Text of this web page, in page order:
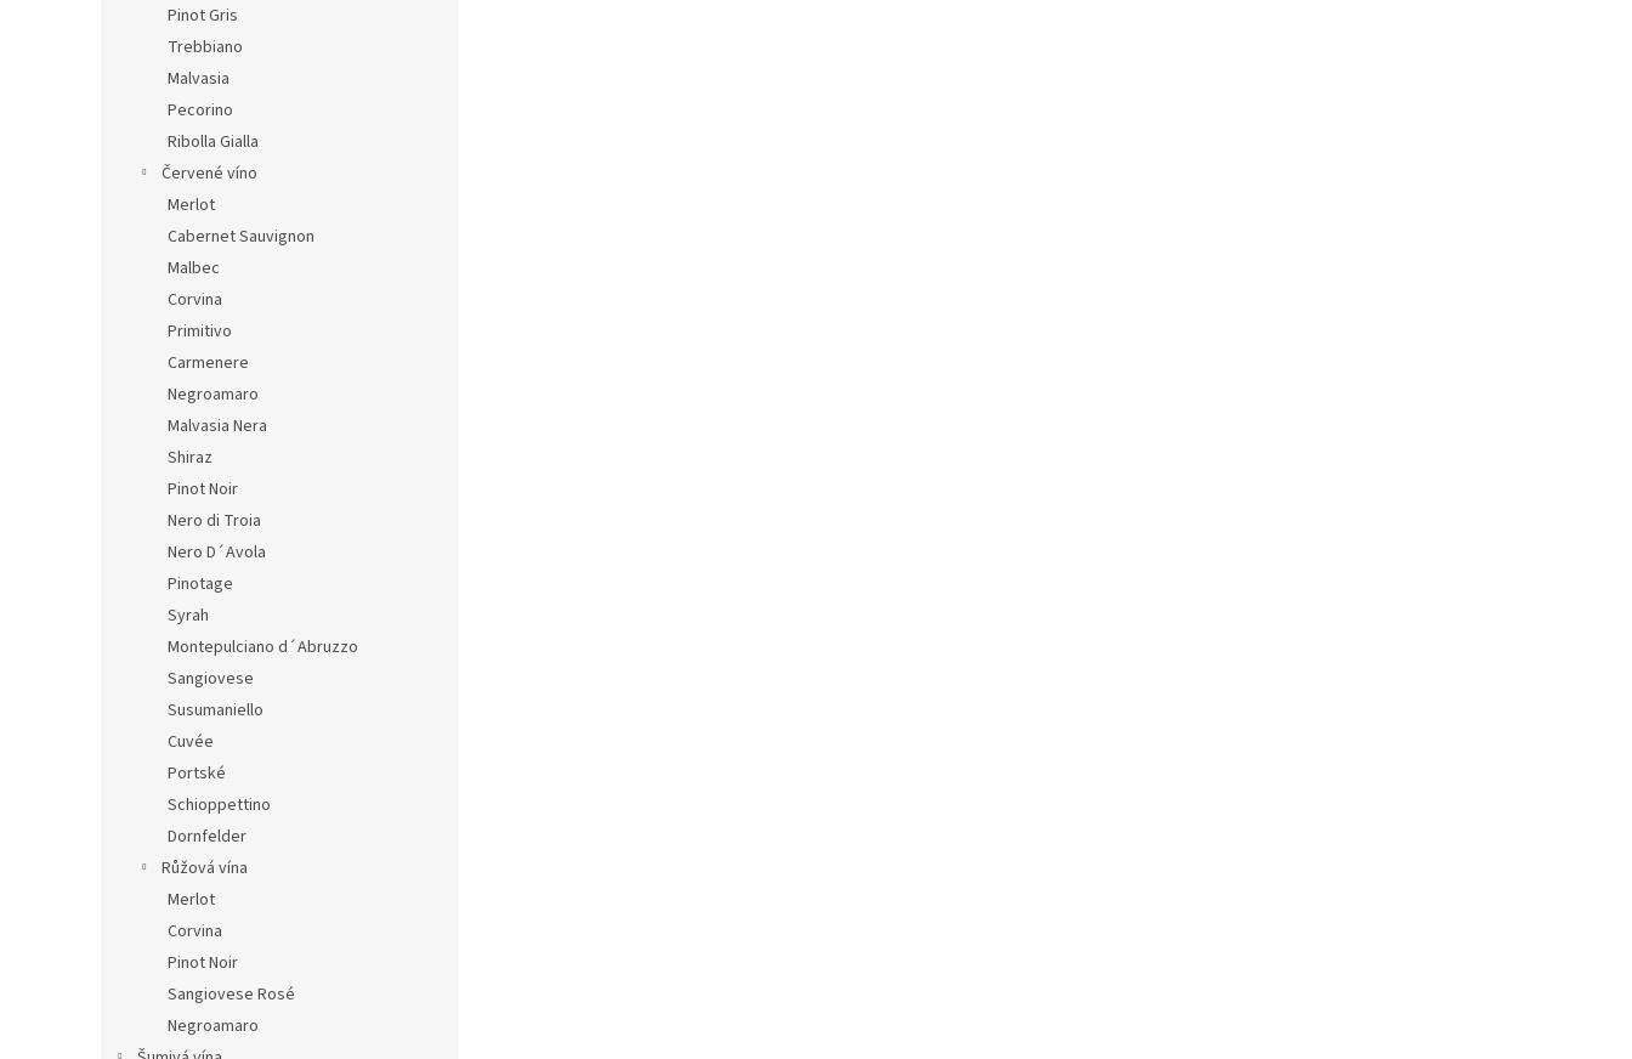
Pinot Gris
Trebbiano
Malvasia
Pecorino
Ribolla Gialla
Červené víno
Merlot
Cabernet Sauvignon
Malbec
Corvina
Primitivo
Carmenere
Negroamaro
Malvasia Nera
Shiraz
Pinot Noir
Nero di Troia
Nero D´Avola
Pinotage
Syrah
Montepulciano d´Abruzzo
Sangiovese
Susumaniello
Cuvée
Portské
Schioppettino
Dornfelder
Růžová vína
Merlot
Corvina
Pinot Noir
Sangiovese Rosé
Negroamaro